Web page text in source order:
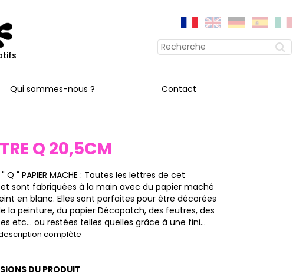
Qui sommes-nous ? Contact
Q 20,5CM
" Q " PAPIER MACHE : Toutes les lettres de cet
sont fabriquées à la main avec du papier maché
en blanc. Elles sont parfaites pour être décorées
la peinture, du papier Décopatch, des feutres, des
etc… ou restées telles quelles grâce à une fini...
complète
DU PRODUIT